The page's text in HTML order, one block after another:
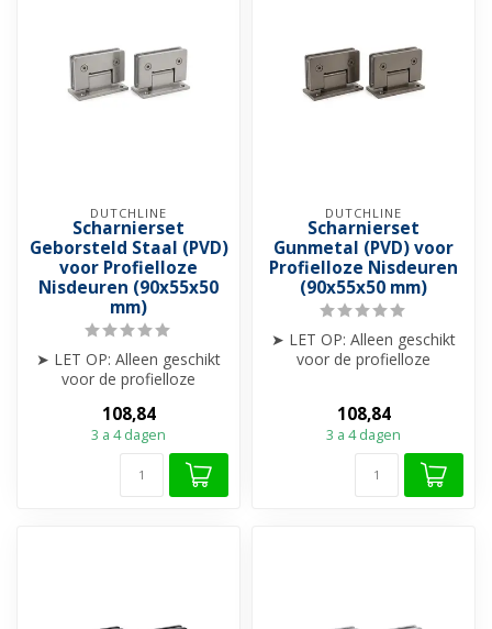
DUTCHLINE
Scharnierset
Geborsteld Staal (PVD)
voor Profielloze
Nisdeuren (90x55x50
mm)
➤ LET OP: Alleen geschikt
voor de profielloze
➤ Scha...
108,84
3 a 4 dagen
DUTCHLINE
Scharnierset
Gunmetal (PVD) voor
Profielloze Nisdeuren
(90x55x50 mm)
➤ LET OP: Alleen geschikt
voor de profielloze
108,84
3 a 4 dagen